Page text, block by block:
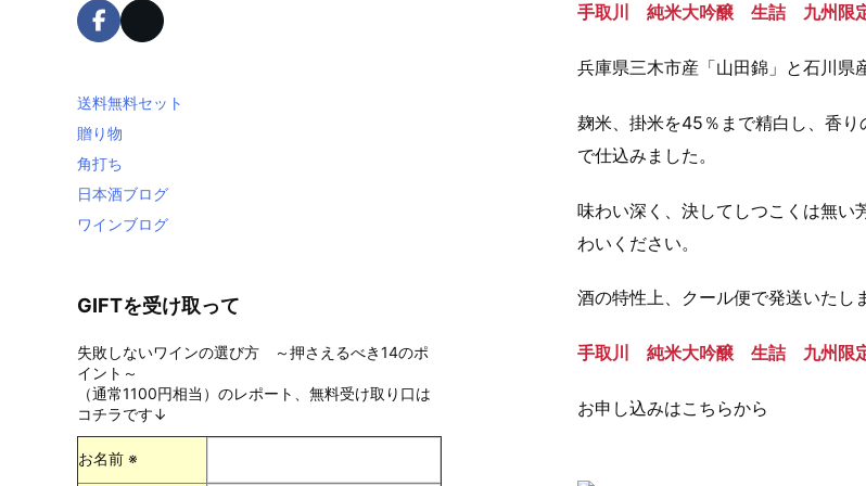
手取川 純米大吟醸 生詰 九州限
兵庫県三木市産「山田錦」と石川県
麹米、掛米を45％まで精白し、香
で仕込みました。
味わい深く、決してしつこくは無い
わいください。
酒の特性上、クール便で発送いたし
手取川 純米大吟醸 生詰 九州限
お申し込みはこちらから
送料無料セット
贈り物
角打ち
日本酒ブログ
ワインブログ
GIFTを受け取って
失敗しないワインの選び方 ～押さえるべき14のポ
イント～
（通常1100円相当）のレポート、無料受け取り口は
コチラです↓
お名前 ※